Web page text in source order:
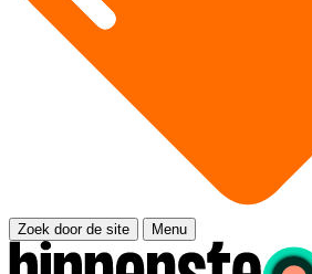
Zoek door de site Menu